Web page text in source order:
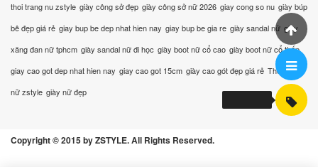
thoi trang nu zstyle giày công sở đẹp giày công sở nữ 2026 giay cong so nu giày búp
bê đẹp giá rẻ giay bup be dep nhat hien nay giay bup be gia re giày sandal nữ giày
xăng đan nữ tphcm giày sandal nữ đi học giày boot nữ cổ cao giày boot nữ cổ thấp
giay cao got dep nhat hien nay giay cao got 15cm giày cao gót đẹp giá rẻ Thời trang
nữ zstyle giày nữ đẹp
Copyright © 2015 by ZSTYLE. All Rights Reserved.